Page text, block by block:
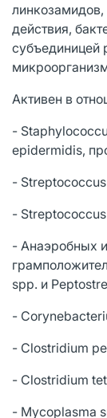
действия,
субъединицей
Активен в
-
epidermidis,
-
-
- Анаэробных
spp. и
-
- Clostridium
- Clostridium
- Mycoplasma